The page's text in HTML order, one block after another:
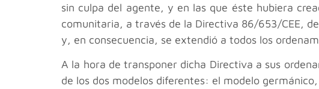
sin culpa del agente, y en las que éste hubiera
comunitaria, a través de la Directiva 86/653/CEE,
y, en consecuencia, se extendió a todos los
A la hora de transponer dicha Directiva a sus
de los dos modelos diferentes: el modelo